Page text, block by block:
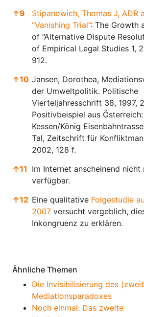
↑9
Stipanowich, Thomas J, ADR
“Vanishing Trial”: The Growth
of “Alternative Dispute
of Empirical Legal Studies 1,
912.
↑10 Jansen, Dorothea,
der Umweltpolitik. Politische
Vierteljahresschrift 38, 1997,
Positivbeispiel aus Österreich:
Kessen/König
Tal, Zeitschrift für
2002, 128 f.
↑11 Im Internet anscheinend nicht
verfügbar.
↑12 Eine qualitative Folgestudie
2007 versucht vergeblich,
Inkongruenz zu erklären.
Ähnliche Themen
Die Invisibilisierung des
Mediationsparadoxes
Noch einmal: Das zweite